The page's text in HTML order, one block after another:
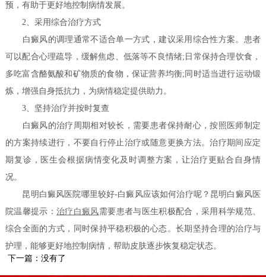
预，有助于更好地控制病情发展。
2、采用综合治疗方式
白癜风的调理通常不适合单一方式，建议采用综合性方案。患者
可以配合心理疏导，缓解焦虑、低落等不良情绪;日常保持合理饮食，
多吃富含酪氨酸和矿物质的食物，保证营养均衡;同时适当进行运动锻
炼，增强自身抵抗力，为病情稳定提供助力。
3、坚持治疗并按时复查
白癜风的治疗周期相对较长，需要患者保持耐心，按照医师制定
的方案持续进行，不要自行停止治疗或随意更换方法。治疗期间应定
期复诊，医生会根据病情变化及时调整方案，让治疗更贴合自身情
况。
昆明白癜风医院哪里较好-白癜风应该如何治疗呢？昆明白癜风医
院温馨提示：治疗白癜风需要患者与医生积极配合，采用科学规范、
综合全面的方式，同时保持平稳积极的心态。长期坚持合理的治疗与
护理，能够更好地控制病情，帮助皮肤逐步恢复稳定状态。
下一篇：没有了